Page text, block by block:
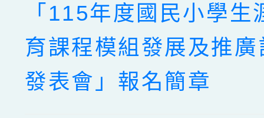
「115年度國民小學生
育課程模組發展及推
發表會」報名簡章